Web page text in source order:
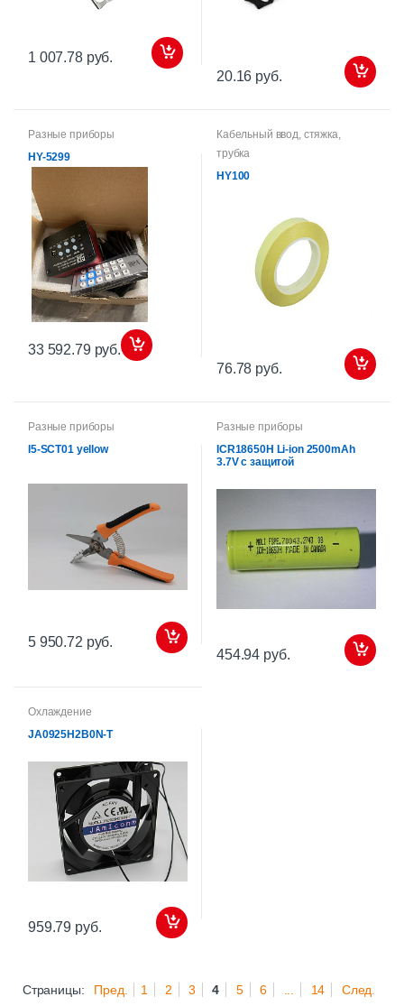
1 007.78 руб.
20.16 руб.
Разные приборы
HY-5299
33 592.79 руб.
Кабельный ввод, стяжка,
трубка
HY100
76.78 руб.
Разные приборы
I5-SCT01 yellow
5 950.72 руб.
Разные приборы
ICR18650H Li-ion 2500mAh
3.7V с защитой
454.94 руб.
Охлаждение
JA0925H2B0N-T
959.79 руб.
Страницы: Пред. 1 2 3 4 5 6 14 След.